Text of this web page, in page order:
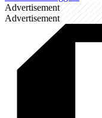
Advertisement
Advertisement